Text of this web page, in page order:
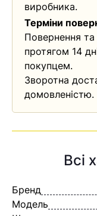
виробника.
Терміни
Повернення
протягом 14
покупцем.
Зворотна
домовленістю.
Всі
Бренд
Модель